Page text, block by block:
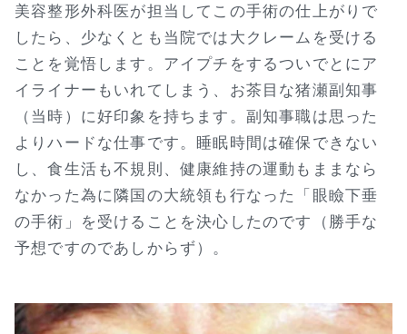
美容整形外科医が担当してこの手術の仕上がりで
したら、少なくとも当院では大クレームを受ける
ことを覚悟します。アイプチをするついでとにア
イライナーもいれてしまう、お茶目な猪瀬副知事
（当時）に好印象を持ちます。副知事職は思った
よりハードな仕事です。睡眠時間は確保できない
し、食生活も不規則、健康維持の運動もままなら
なかった為に隣国の大統領も行なった「眼瞼下垂
の手術」を受けることを決心したのです（勝手な
予想ですのであしからず）。